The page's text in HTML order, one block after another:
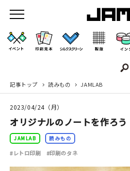
JAMのこと
お店/ワークスペース
記事トップ 読みもの JAMLAB
2023/04/24（月）
オリジナルのノートを作ろう
JAMLAB 読みもの
#レトロ印刷 #印刷のタネ